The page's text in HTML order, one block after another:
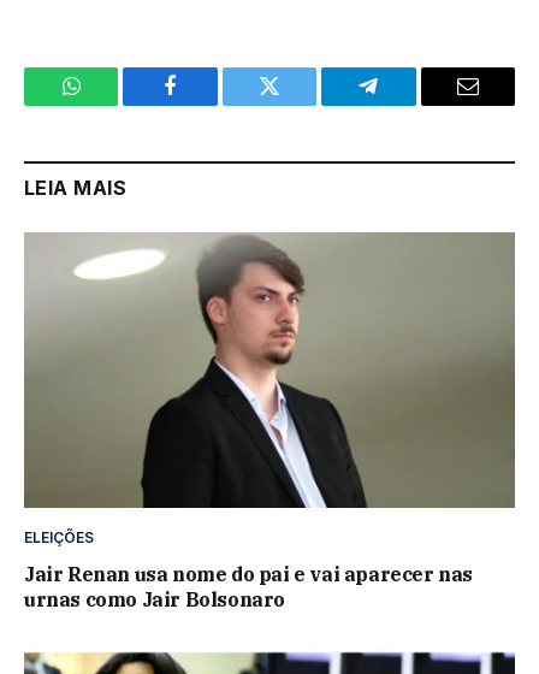
WhatsApp Facebook Twitter Telegram Email
LEIA MAIS
ELEIÇÕES
Jair Renan usa nome do pai e vai aparecer nas
urnas como Jair Bolsonaro